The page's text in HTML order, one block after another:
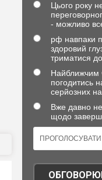
Цього року
- можливо
рф навпаки
здоровий
триматися
Найближчим
погодитись
серйозних
Вже давно
щодо